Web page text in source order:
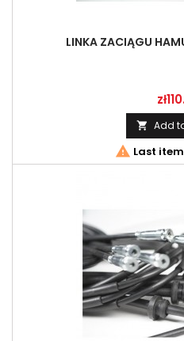
LINKA ZACIĄGU
Price
 Add
 Last